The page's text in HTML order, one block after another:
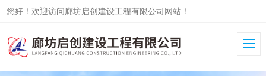
您好！欢迎访问廊坊启创建设工程有限公司网站！